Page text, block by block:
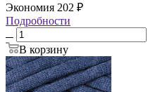
Экономия 202 ₽
Подробности
В корзину